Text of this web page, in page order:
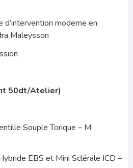
d’intervention moderne en
Maleysson
50dt/Atelier)
Souple Torique – M.
EBS et Mini Sclérale ICD –